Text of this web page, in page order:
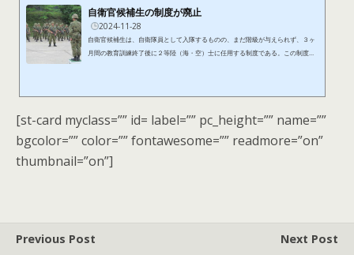
自衛官候補生の制度が廃止
2024-11-28
自衛官候補生は、自衛隊員として入隊するものの、まだ階級が与えられず、３ヶ
月間の教育訓練終了後に２等陸（海・空）士に任用する制度である。この制度は
隊と同時に２等陸（海・空）士の階級が与えられるため、候補生で入隊す...
[st-card myclass=”” id= label=”” pc_height=”” name=””
bgcolor=”” color=”” fontawesome=”” readmore=”on”
thumbnail=”on”]
Previous Post
Next Post